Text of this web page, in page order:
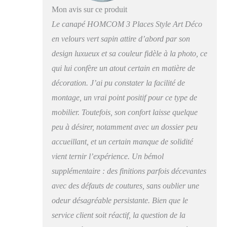
n'importe quelle
condition : chaleur ou
fraicheur - Épais
haute densité de l'assise
et dossier (16 cm,
24D) - Assise large et
profonde, dossier
ergonomique
légèrement incliné,
confort optimum
ROBUSTE : canapé de
salon avec châssis en
piètement acier avec
patins antidérapants :
aucun risque de rayure
de votre sol, usage
Mon avis sur ce produit
Le canapé HOMCOM 3 Places Style Art Déco
en velours vert sapin attire d’abord par son
design luxueux et sa couleur fidèle à la photo, ce
qui lui confère un atout certain en matière de
décoration. J’ai pu constater la facilité de
montage, un vrai point positif pour ce type de
mobilier. Toutefois, son confort laisse quelque
peu à désirer, notamment avec un dossier peu
accueillant, et un certain manque de solidité
vient ternir l’expérience. Un bémol
supplémentaire : des finitions parfois décevantes
avec des défauts de coutures, sans oublier une
odeur désagréable persistante. Bien que le
service client soit réactif, la question de la